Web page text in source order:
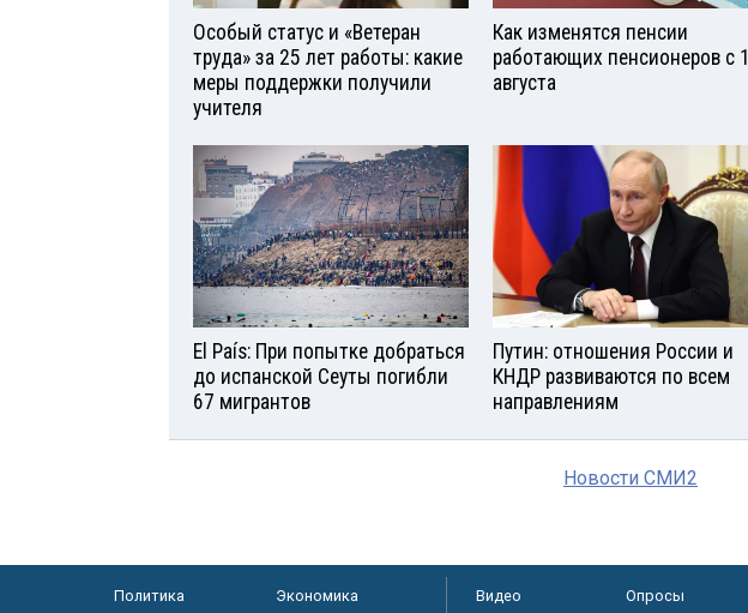
Особый статус и «Ветеран
труда» за 25 лет работы: какие
меры поддержки получили
учителя
Как изменятся пенсии
работающих пенсионеров с 1
августа
El País: При попытке добраться
до испанской Сеуты погибли
67 мигрантов
Путин: отношения России и
КНДР развиваются по всем
направлениям
Новости СМИ2
Политика Экономика Видео Опросы